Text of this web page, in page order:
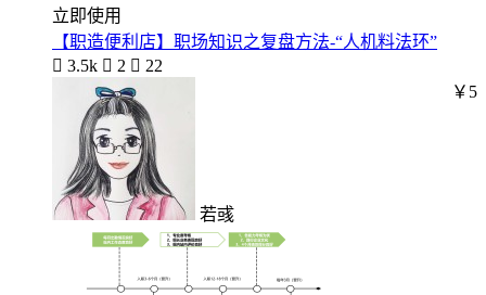
立即使用
【职造便利店】职场知识之复盘方法-“人机料法环”
 3.5k  2  22
若彧
￥5